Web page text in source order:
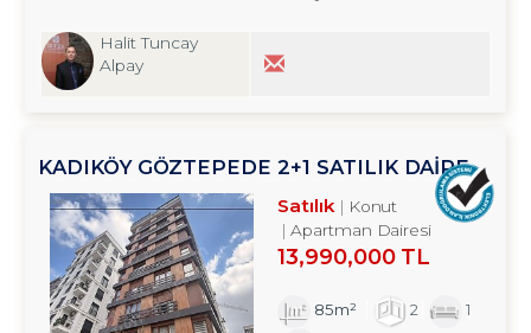
Halit Tuncay
Alpay
KADIKÖY GÖZTEPEDE 2+1 SATILIK DAİRE
TROYKADAN
Satılık
Konut
Apartman Dairesi
13,990,000 TL
85m² 2
1